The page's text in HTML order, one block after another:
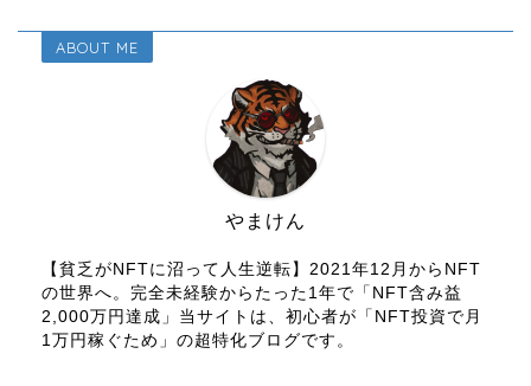
ABOUT ME
やまけん
【貧乏がNFTに沼って人生逆転】2021年12月からNFT
の世界へ。完全未経験からたった1年で「NFT含み益
2,000万円達成」当サイトは、初心者が「NFT投資で月
1万円稼ぐため」の超特化ブログです。